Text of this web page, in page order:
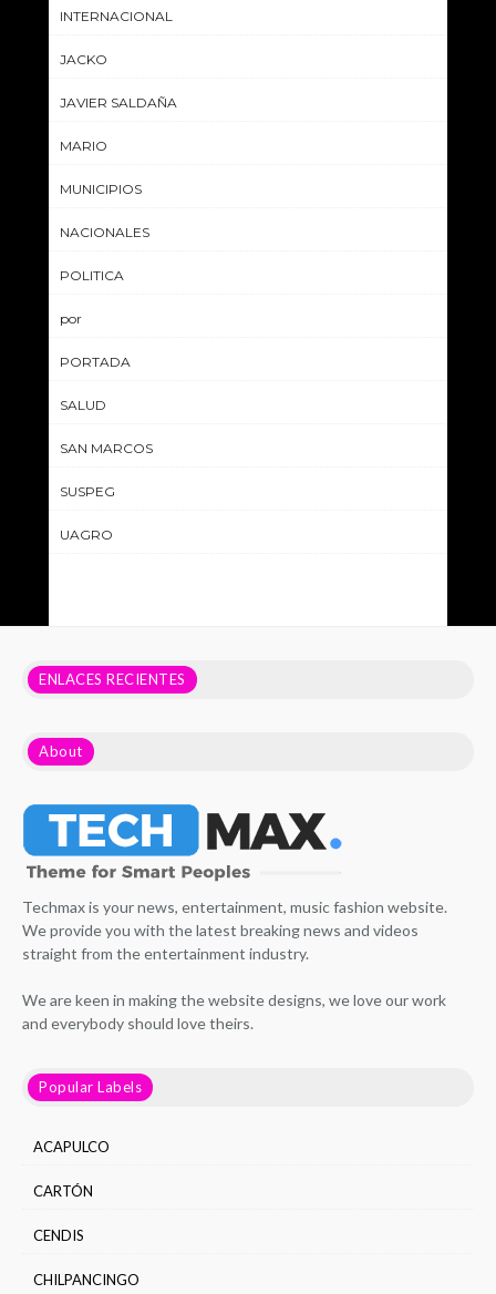
INTERNACIONAL
JACKO
JAVIER SALDAÑA
MARIO
MUNICIPIOS
NACIONALES
POLITICA
por
PORTADA
SALUD
SAN MARCOS
SUSPEG
UAGRO
ENLACES RECIENTES
About
Techmax is your news, entertainment, music fashion website.
We provide you with the latest breaking news and videos
straight from the entertainment industry.
We are keen in making the website designs, we love our work
and everybody should love theirs.
Popular Labels
ACAPULCO
CARTÓN
CENDIS
CHILPANCINGO